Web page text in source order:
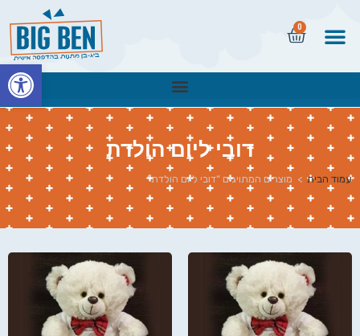
0
דובי ליום הולדת
עמוד הבית > מוצרים המתויגים “דובי ליום הולדת”